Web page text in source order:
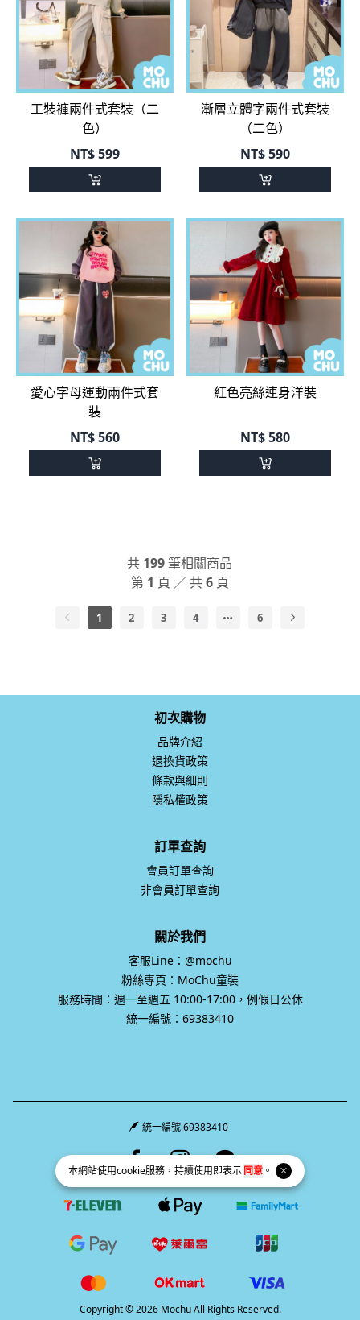
本網站使用cookie服務，持續使用即表示同意 。
工裝褲兩件式套裝（二
色）
NT$599
漸層立體字兩件式套裝
（二色）
NT$590
愛心字母運動兩件式套
裝
NT$560
紅色亮絲連身洋裝
NT$580
共 199筆相關商品
第 1 頁 ／ 共6頁
1 2 3 4 6
初次購物
品牌介紹
退換貨政策
條款與細則
隱私權政策
訂單查詢
會員訂單查詢
非會員訂單查詢
關於我們
客服Line：@mochu
粉絲專頁：MoChu童裝
服務時間：週一至週五 10:00-17:00，例假日公休
統一編號：69383410
統一編號 69383410
Facebook pageInstagram page
Line page
Copyright © 2026 Mochu All Rights Reserved.